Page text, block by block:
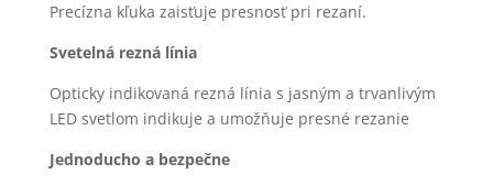
Precízna kľuka zaisťuje presnosť pri rezaní.
Svetelná rezná línia
Opticky indikovaná rezná línia s jasným a trvanlivým
LED svetlom indikuje a umožňuje presné rezanie
Jednoducho a bezpečne